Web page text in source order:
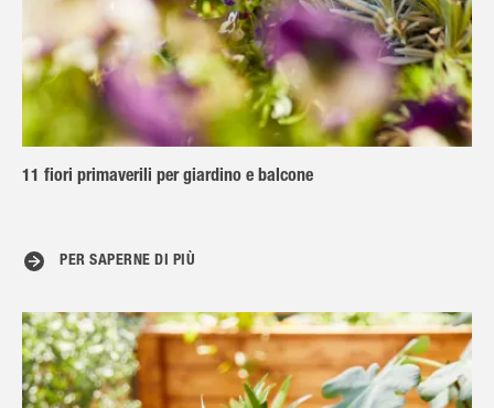
11 fiori primaverili per giardino e balcone
PER SAPERNE DI PIÙ